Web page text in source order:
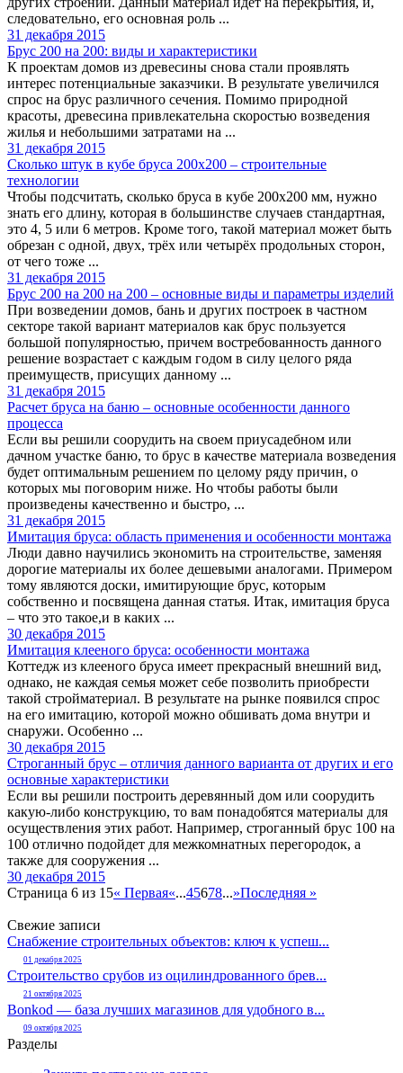
следовательно, его основная роль ...
31 декабря 2015
Брус 200 на 200: виды и характеристики
К проектам домов из древесины снова стали проявлять
интерес потенциальные заказчики. В результате увеличился
спрос на брус различного сечения. Помимо природной
красоты, древесина привлекательна скоростью возведения
жилья и небольшими затратами на ...
31 декабря 2015
Сколько штук в кубе бруса 200х200 – строительные
технологии
Чтобы подсчитать, сколько бруса в кубе 200х200 мм, нужно
знать его длину, которая в большинстве случаев стандартная,
это 4, 5 или 6 метров. Кроме того, такой материал может быть
обрезан с одной, двух, трёх или четырёх продольных сторон,
от чего тоже ...
31 декабря 2015
Брус 200 на 200 на 200 – основные виды и параметры изделий
При возведении домов, бань и других построек в частном
секторе такой вариант материалов как брус пользуется
большой популярностью, причем востребованность данного
решение возрастает с каждым годом в силу целого ряда
преимуществ, присущих данному ...
31 декабря 2015
Расчет бруса на баню – основные особенности данного
процесса
Если вы решили соорудить на своем приусадебном или
дачном участке баню, то брус в качестве материала возведения
будет оптимальным решением по целому ряду причин, о
которых мы поговорим ниже. Но чтобы работы были
произведены качественно и быстро, ...
31 декабря 2015
Имитация бруса: область применения и особенности монтажа
Люди давно научились экономить на строительстве, заменяя
дорогие материалы их более дешевыми аналогами. Примером
тому являются доски, имитирующие брус, которым
собственно и посвящена данная статья. Итак, имитация бруса
– что это такое,и в каких ...
30 декабря 2015
Имитация клееного бруса: особенности монтажа
Коттедж из клееного бруса имеет прекрасный внешний вид,
однако, не каждая семья может себе позволить приобрести
такой стройматериал. В результате на рынке появился спрос
на его имитацию, которой можно обшивать дома внутри и
снаружи. Особенно ...
30 декабря 2015
Строганный брус – отличия данного варианта от других и его
основные характеристики
Если вы решили построить деревянный дом или соорудить
какую-либо конструкцию, то вам понадобятся материалы для
осуществления этих работ. Например, строганный брус 100 на
100 отлично подойдет для межкомнатных перегородок, а
также для сооружения ...
30 декабря 2015
Страница 6 из 15« Первая«...45678...»Последняя »
Свежие записи
Снабжение строительных объектов: ключ к успеш...
01 декабря 2025
Строительство срубов из оцилиндрованного брев...
21 октября 2025
Bonkod — база лучших магазинов для удобного в...
09 октября 2025
Разделы